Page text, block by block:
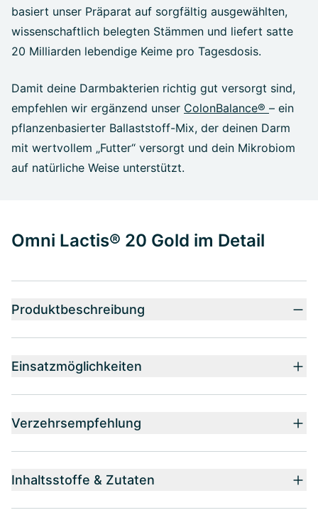
basiert unser Präparat auf sorgfältig ausgewählten,
wissenschaftlich belegten Stämmen und liefert satte
20 Milliarden lebendige Keime pro Tagesdosis.
Damit deine Darmbakterien richtig gut versorgt sind,
empfehlen wir ergänzend unser ColonBalance® – ein
pflanzenbasierter Ballaststoff-Mix, der deinen Darm
mit wertvollem „Futter“ versorgt und dein Mikrobiom
auf natürliche Weise unterstützt.
Omni Lactis® 20 Gold im Detail
Produktbeschreibung
Einsatzmöglichkeiten
Verzehrsempfehlung
Inhaltsstoffe & Zutaten